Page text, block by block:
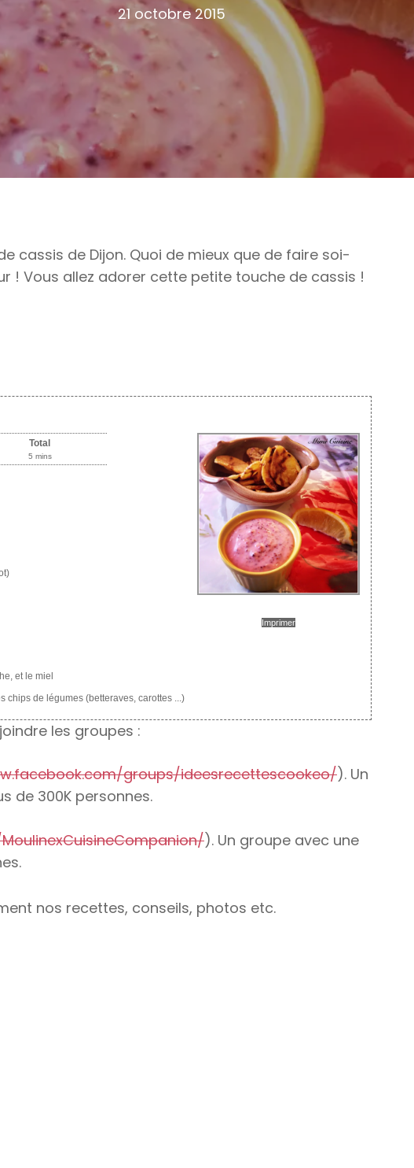
21 octobre 2015
cassis de Dijon. Quoi de mieux que de faire soi-
! Vous allez adorer cette petite touche de cassis !
Imprimer
Total
5 mins
et le miel
chips de légumes (betteraves, carottes ...)
les groupes :
groups/ideesrecettescookeo/). Un
de 300K personnes.
). Un groupe avec une
nos recettes, conseils, photos etc.